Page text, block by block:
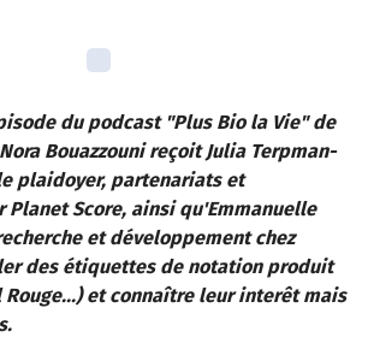
du podcast "Plus Bio la Vie" de
Bouazzouni reçoit Julia Terpman-
plaidoyer, partenariats et
Planet Score, ainsi qu'Emmanuelle
et développement chez
des étiquettes de notation produit
Rouge...) et connaître leur interêt mais